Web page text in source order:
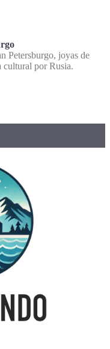
Petersburgo, joyas de
cultural por Rusia.